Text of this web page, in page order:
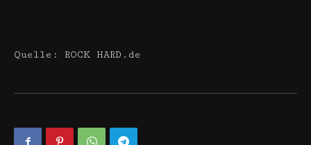
Quelle: ROCK HARD.de